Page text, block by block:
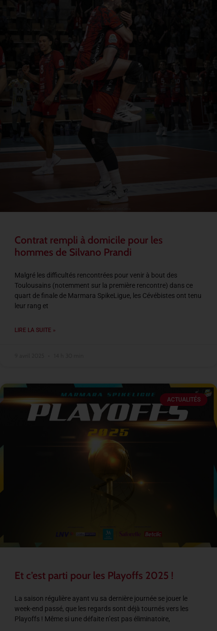
Contrat rempli à domicile pour les
hommes de Silvano Prandi
Malgré les difficultés rencontrées pour venir à bout des
Toulousains (notemment sur la première rencontre) dans ce
quart de finale de Marmara SpikeLigue, les Cévébistes ont tenu
leur rang et
LIRE LA SUITE »
ACTUALITÉS
Et c’est parti pour les Playoffs 2025 !
La saison régulière ayant vu sa dernière journée se jouer le
week-end passé, que les regards sont déjà tournés vers les
Playoffs ! Même si une défaite n’est pas éliminatoire,